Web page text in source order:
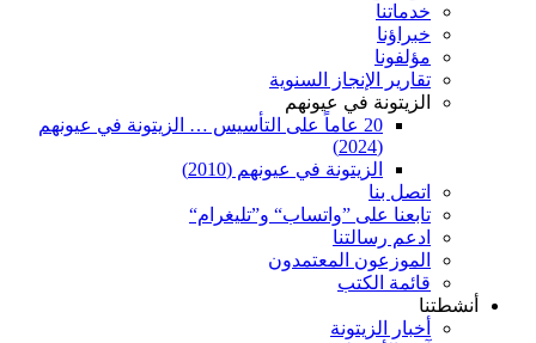
خدماتنا
خبراؤنا
مؤلفونا
تقارير الإنجاز السنوية
الزيتونة في عيونهم
20 عاماً على التأسيس … الزيتونة في عيونهم
(2024)
الزيتونة في عيونهم (2010)
اتصل بنا
تابعنا على ”واتساب“ و”تليغرام“
ادعم رسالتنا
الموزعون المعتمدون
قائمة الكتب
أنشطتنا
أخبار الزيتونة